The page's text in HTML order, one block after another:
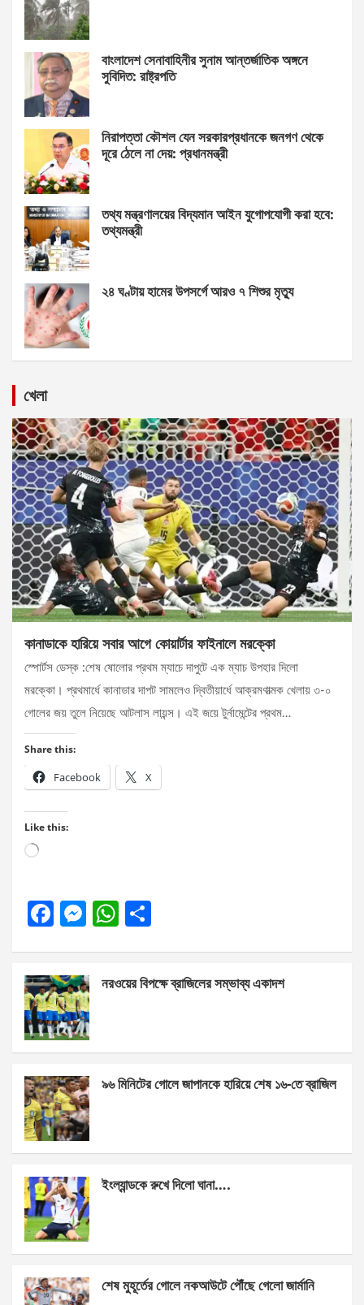
বাংলাদেশ সেনাবাহিনীর সুনাম আন্তর্জাতিক অঙ্গনে
সুবিদিত: রাষ্ট্রপতি
নিরাপত্তা কৌশল যেন সরকারপ্রধানকে জনগণ থেকে
দূরে ঠেলে না দেয়: প্রধানমন্ত্রী
তথ্য মন্ত্রণালয়ের বিদ্যমান আইন যুগোপযোগী করা হবে:
তথ্যমন্ত্রী
২৪ ঘণ্টায় হামের উপসর্গে আরও ৭ শিশুর মৃত্যু
খেলা
কানাডাকে হারিয়ে সবার আগে কোয়ার্টার ফাইনালে মরক্কো
স্পোর্টস ডেস্ক :শেষ ষোলোর প্রথম ম্যাচে দাপুটে এক ম্যাচ উপহার দিলো
মরক্কো। প্রথমার্ধে কানাডার দাপট সামলেও দ্বিতীয়ার্ধে আক্রমণাত্মক খেলায় ৩-০
গোলের জয় তুলে নিয়েছে আটলাস লায়ন্স। এই জয়ে টুর্নামেন্টের প্রথম…
Share this:
Facebook X
Like this:
Loading…
F
b
o
o
k
M
n
g
er
W
s
p
e
নরওয়ের বিপক্ষে ব্রাজিলের সম্ভাব্য একাদশ
৯৬ মিনিটের গোলে জাপানকে হারিয়ে শেষ ১৬-তে ব্রাজিল
ইংল্যান্ডকে রুখে দিলো ঘানা….
শেষ মুহূর্তের গোলে নকআউটে পৌঁছে গেলো জার্মানি